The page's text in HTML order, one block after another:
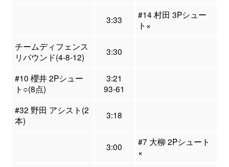
3:33
#14 村田 3Pシュー
ト×
チームディフェンス
リバウンド(4-8-12)
3:30
#10 櫻井 2Pシュー
ト○(8点)
3:21
93-61
#32 野田 アシスト(2
本)
3:18
3:00
#7 大柳 2Pシュート
×